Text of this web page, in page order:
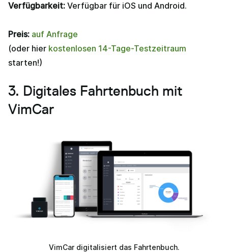
Verfügbarkeit: Verfügbar für iOS und Android.
Preis: auf Anfrage
(oder hier kostenlosen 14-Tage-Testzeitraum
starten!)
3. Digitales Fahrtenbuch mit
VimCar
VimCar digitalisiert das Fahrtenbuch.